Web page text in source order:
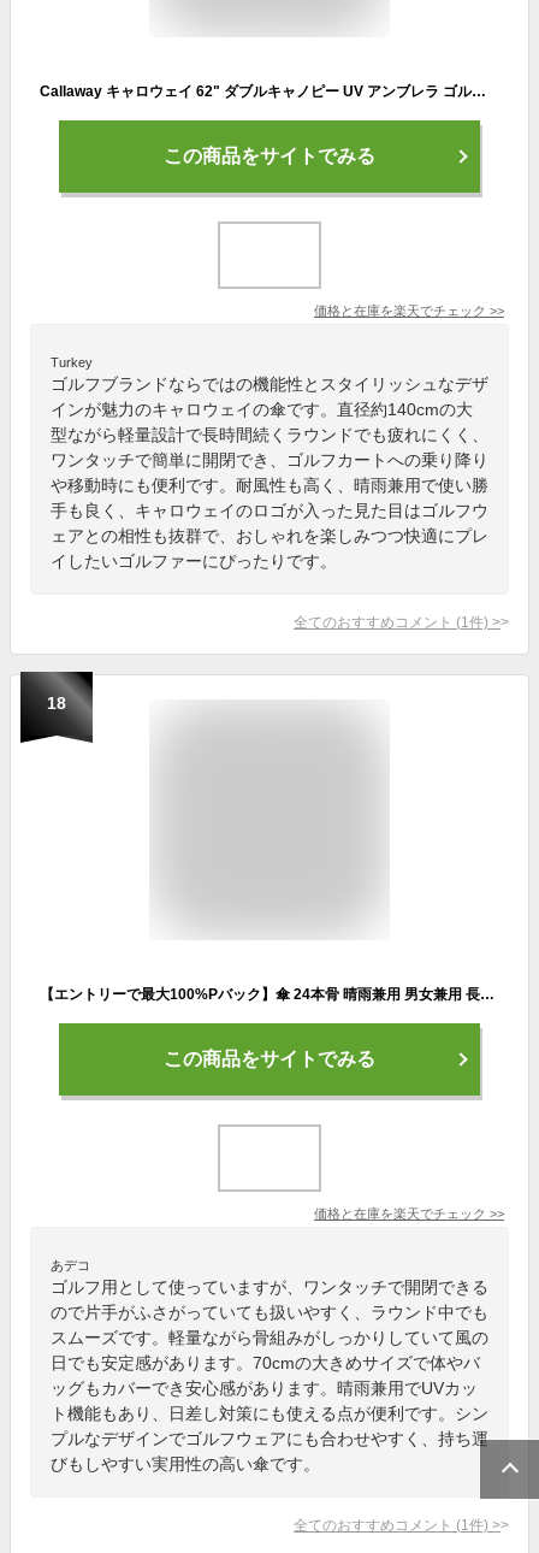
Callaway キャロウェイ 62" ダブルキャノピー UV アンブレラ ゴルフ傘 USモデル
この商品をサイトでみる
価格と在庫を楽天でチェック >>
Turkey
ゴルフブランドならではの機能性とスタイリッシュなデザ
インが魅力のキャロウェイの傘です。直径約140cmの大
型ながら軽量設計で長時間続くラウンドでも疲れにくく、
ワンタッチで簡単に開閉でき、ゴルフカートへの乗り降り
や移動時にも便利です。耐風性も高く、晴雨兼用で使い勝
手も良く、キャロウェイのロゴが入った見た目はゴルフウ
ェアとの相性も抜群で、おしゃれを楽しみつつ快適にプレ
イしたいゴルファーにぴったりです。
全てのおすすめコメント (1 件) >
18
【エントリーで最大100%Pバック】傘 24本骨 晴雨兼用 男女兼用 長傘 雨傘 日傘 レザーハンドル UVカット 紫外線カット 撥水 耐久 頑丈 抗風 軽量 軽い シンプル ジャンプ式 ワンタッチ 折れにくい ロング傘 雨傘 おしゃれ 耐風傘 通勤 通学 ゴルフ傘 ギフト しっかり傘
この商品をサイトでみる
価格と在庫を楽天でチェック >>
あデコ
ゴルフ用として使っていますが、ワンタッチで開閉できる
ので片手がふさがっていても扱いやすく、ラウンド中でも
スムーズです。軽量ながら骨組みがしっかりしていて風の
日でも安定感があります。70cmの大きめサイズで体やバ
ッグもカバーでき安心感があります。晴雨兼用でUVカッ
ト機能もあり、日差し対策にも使える点が便利です。シン
プルなデザインでゴルフウェアにも合わせやすく、持ち運
びもしやすい実用性の高い傘です。
全てのおすすめコメント (1 件) >